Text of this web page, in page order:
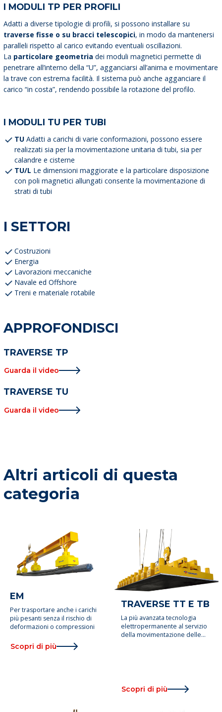
I MODULI TP PER PROFILI
Adatti a diverse tipologie di profili, si possono installare su
traverse fisse o su bracci telescopici, in modo da mantenersi
paralleli rispetto al carico evitando eventuali oscillazioni.
La particolare geometria dei moduli magnetici permette di
penetrare all’interno della “U”, agganciarsi all’anima e movimentare
la trave con estrema facilità. Il sistema può anche agganciare il
carico “in costa”, rendendo possibile la rotazione del profilo.
I MODULI TU PER TUBI
TU Adatti a carichi di varie conformazioni, possono essere
realizzati sia per la movimentazione unitaria di tubi, sia per
calandre e cisterne
TU/L Le dimensioni maggiorate e la particolare disposizione
con poli magnetici allungati consente la movimentazione di
strati di tubi
I SETTORI
Costruzioni
Energia
Lavorazioni meccaniche
Navale ed Offshore
Treni e materiale rotabile
APPROFONDISCI
TRAVERSE TP
Guarda il video
TRAVERSE TU
Guarda il video
Altri articoli di questa
categoria
EM
Per trasportare anche i carichi
più pesanti senza il rischio di
deformazioni o compressioni
Scopri di più
TRAVERSE TT E TB
La più avanzata tecnologia
elettropermanente al servizio
della movimentazione delle
Scopri di più